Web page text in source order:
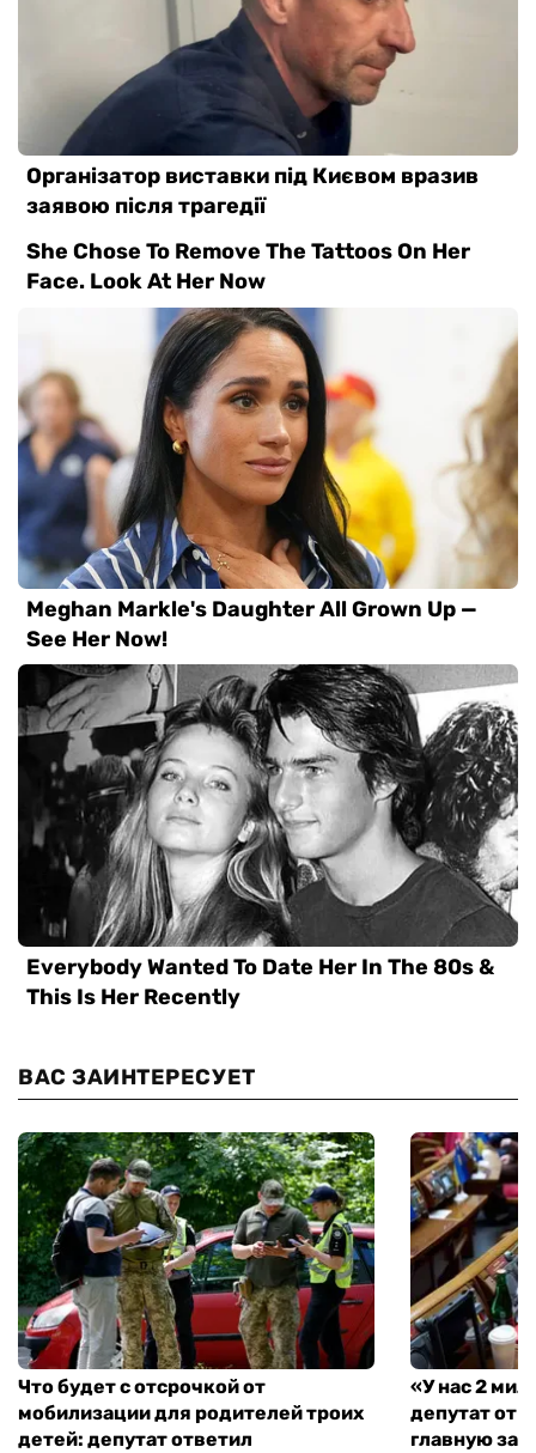
ВАС ЗАИНТЕРЕСУЕТ
Что будет с отсрочкой от
мобилизации для родителей троих
детей: депутат ответил
«У нас 2
депутат от
главную